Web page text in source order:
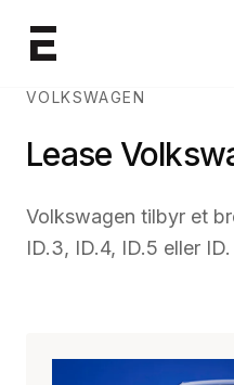
VOLKSWAGEN
Lease
Volkswagen tilbyr et
ID.3, ID.4, ID.5 eller